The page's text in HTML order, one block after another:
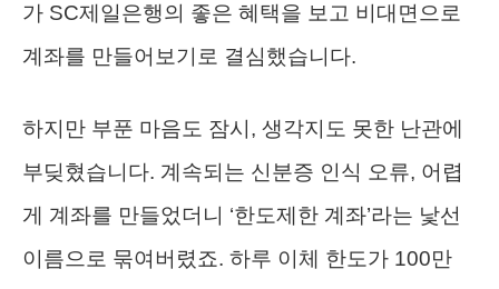
가 SC제일은행의 좋은 혜택을 보고 비대면으로
계좌를 만들어보기로 결심했습니다.
하지만 부푼 마음도 잠시, 생각지도 못한 난관에
부딪혔습니다. 계속되는 신분증 인식 오류, 어렵
게 계좌를 만들었더니 ‘한도제한 계좌’라는 낯선
이름으로 묶여버렸죠. 하루 이체 한도가 100만